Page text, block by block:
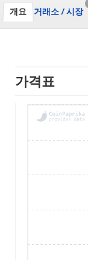
개요 거래소 /시장
가격표